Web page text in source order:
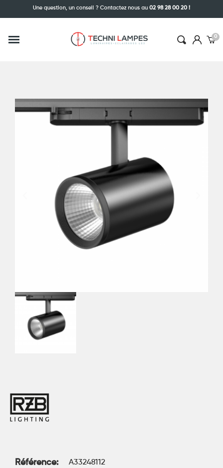
Une question, un conseil ? Contactez nous au 02 98 28 00 20 !
Référence A33248112